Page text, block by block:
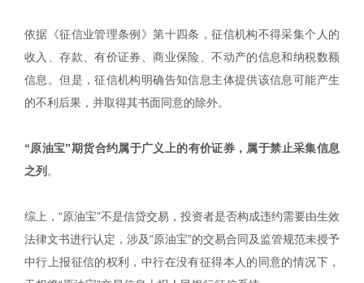
依据《征信业管理条例》第十四条，征信机构不得采集个人的
收入、存款、有价证券、商业保险、不动产的信息和纳税数额
信息。但是，征信机构明确告知信息主体提供该信息可能产生
的不利后果，并取得其书面同意的除外。
“原油宝”期货合约属于广义上的有价证券，属于禁止采集信息
之列 。
综上，“原油宝”不是信贷交易，投资者是否构成违约需要由生效
法律文书进行认定，涉及“原油宝”的交易合同及监管规范未授予
中行上报征信的权利，中行在没有征得本人的同意的情况下，